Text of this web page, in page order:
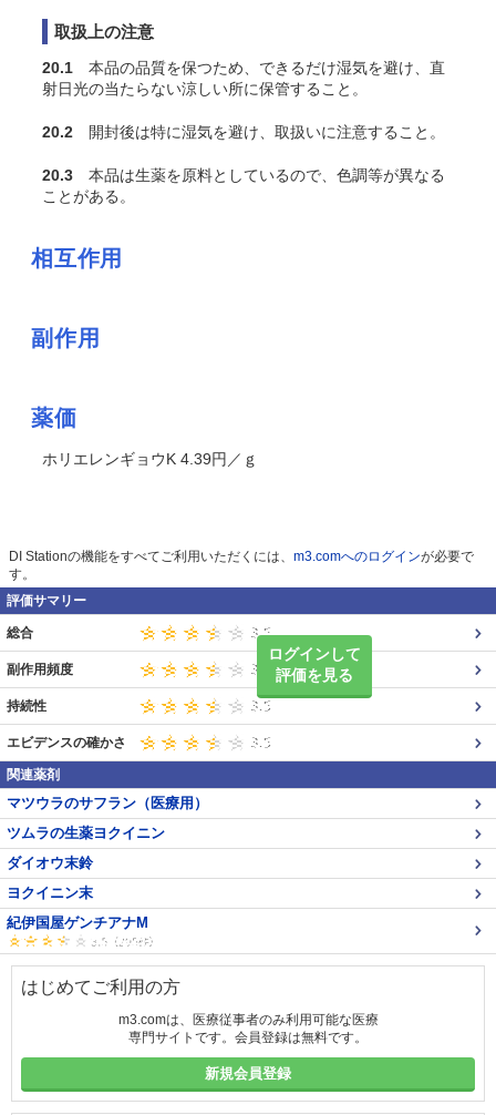
取扱上の注意
20.1 本品の品質を保つため、できるだけ湿気を避け、直
射日光の当たらない涼しい所に保管すること。
20.2 開封後は特に湿気を避け、取扱いに注意すること。
20.3 本品は生薬を原料としているので、色調等が異なる
ことがある。
相互作用
副作用
薬価
ホリエレンギョウK 4.39円／ｇ
DI Stationの機能をすべてご利用いただくには、 m3.comへのログインが必要で
す。
評価サマリー
ログインして
評価を見る
総合
副作用頻度
持続性
エビデンスの確かさ
関連薬剤
マツウラのサフラン（医療用）
ツムラの生薬ヨクイニン
ダイオウ末鈴
ヨクイニン末
紀伊国屋ゲンチアナM
はじめてご利用の方
m3.comは、医療従事者のみ利用可能な医療
専門サイトです。会員登録は無料です。
新規会員登録